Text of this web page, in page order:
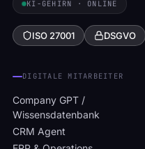
KI-GEHIRN · ONLINE
ISO 27001 DSGVO
DIGITALE MITARBEITER
Company GPT /
Wissensdatenbank
CRM Agent